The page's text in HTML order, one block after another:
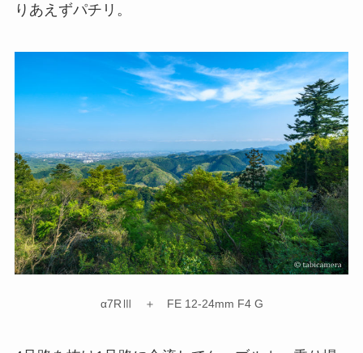
りあえずパチリ。
α7RⅢ ＋ FE 12-24mm F4 G